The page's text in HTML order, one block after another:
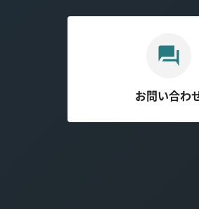
お問い合わ